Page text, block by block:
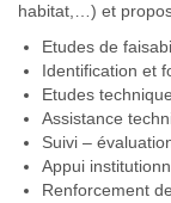
habitat,…) et
Etudes de
Identification et
Etudes
Assistance
Suivi –
Appui
Renforcement